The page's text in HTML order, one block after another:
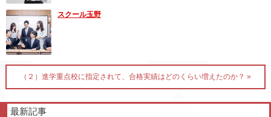
スクール玉野
（２）進学重点校に指定されて、合格実績はどのくらい増えたのか？ »
最新記事